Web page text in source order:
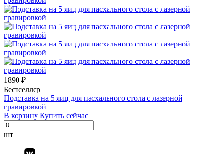
1890 ₽
Бестселлер
Подставка на 5 яиц для пасхального стола с лазерной
гравировкой
В корзину Купить сейчас
шт